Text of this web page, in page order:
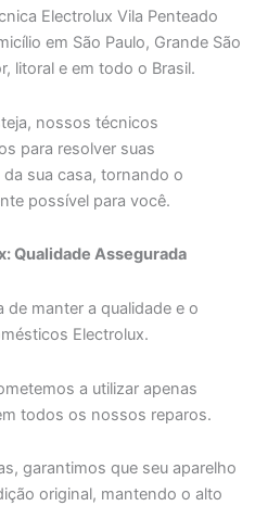
Electrolux Vila Penteado
em São Paulo, Grande São
litoral e em todo o Brasil.
nossos técnicos
para resolver suas
sua casa, tornando o
possível para você.
Qualidade Assegurada
manter a qualidade e o
Electrolux.
a utilizar apenas
todos os nossos reparos.
garantimos que seu aparelho
original, mantendo o alto